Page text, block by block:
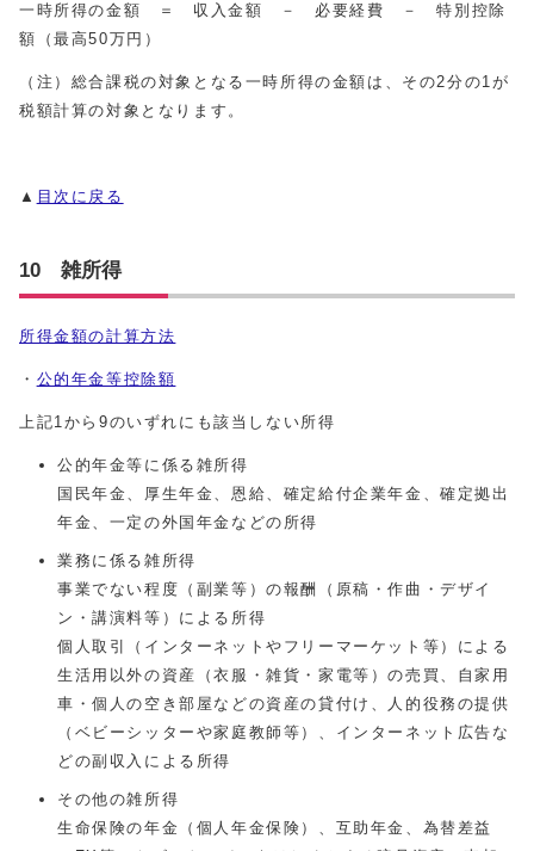
一時所得の金額 ＝ 収入金額 － 必要経費 － 特別控除
額（最高50万円）
（注）総合課税の対象となる一時所得の金額は、その2分の1が
税額計算の対象となります。
▲ 目次に戻る
10 雑所得
所得金額の計算方法
・ 公的年金等控除額
上記1から9のいずれにも該当しない所得
公的年金等に係る雑所得
国民年金、厚生年金、恩給、確定給付企業年金、確定拠出
年金、一定の外国年金などの所得
業務に係る雑所得
事業でない程度（副業等）の報酬（原稿・作曲・デザイ
ン・講演料等）による所得
個人取引（インターネットやフリーマーケット等）による
生活用以外の資産（衣服・雑貨・家電等）の売買、自家用
車・個人の空き部屋などの資産の貸付け、人的役務の提供
（ベビーシッターや家庭教師等）、インターネット広告な
どの副収入による所得
その他の雑所得
生命保険の年金（個人年金保険）、互助年金、為替差益